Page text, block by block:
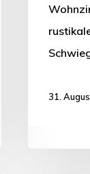
31.